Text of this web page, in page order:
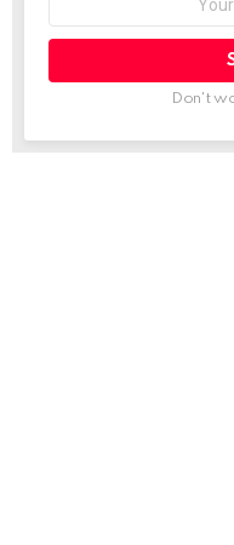
Don't